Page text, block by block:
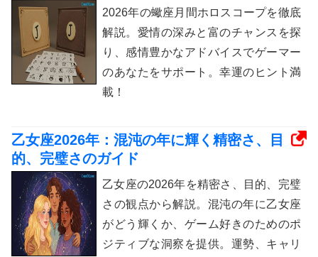
2026年の蠍座月間ホロスコープを徹底
解説。愛情の深みと富のチャンスを探
り、感情豊かなアドバイスでゲーマー
のあなたをサポート。幸運のヒント満
載！
乙女座2026年：混沌の年に輝く精密さ、目
的、完璧さのガイド
乙女座の2026年を精密さ、目的、完璧
さの観点から解説。混沌の年に乙女座
がどう輝くか、ゲーム好きのためのポ
ジティブな洞察を提供。運勢、キャリ